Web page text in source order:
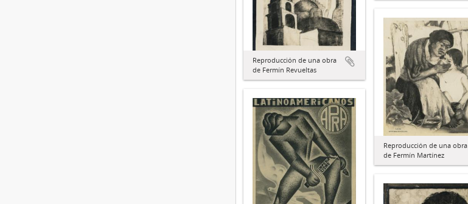
Reproducción de una obra
de Fermín Revueltas
Reproducción de una obra
de Fermín Martínez